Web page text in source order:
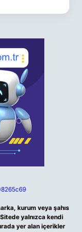
kurum veya şahıs
yalnızca kendi
yer alan içerikler